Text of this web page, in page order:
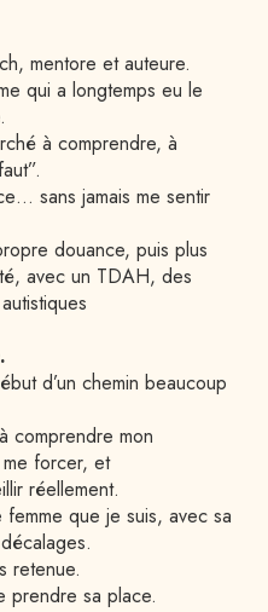
mentore et auteure.
qui a longtemps eu le
à comprendre, à
sans jamais me sentir
douance, puis plus
avec un TDAH, des
d’un chemin beaucoup
comprendre mon
forcer, et
réellement.
femme que je suis, avec sa
retenue.
prendre sa place.